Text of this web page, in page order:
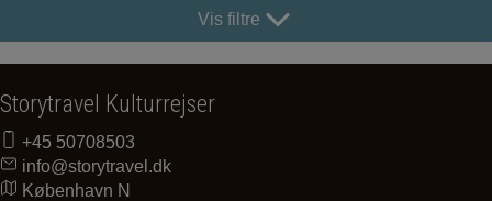
Vis filtre
Storytravel Kulturrejser
+45 50708503
info@storytravel.dk
København N